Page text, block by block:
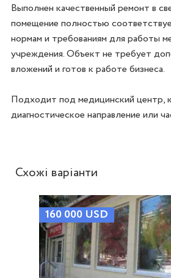
Выполнен качественный ремонт в
помещение полностью
нормам и требованиям для работы
учреждения. Объект не требует
вложений и готов к работе бизнеса.
Подходит под медицинский центр,
диагностическое направление или
Схожі варіанти
160 000 USD